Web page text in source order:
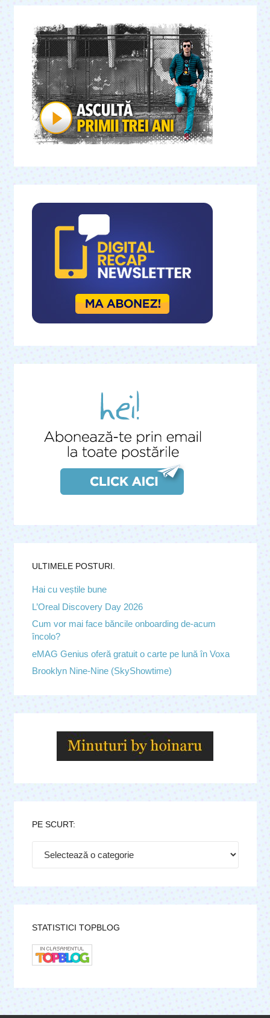
ULTIMELE POSTURI.
Hai cu veștile bune
L’Oreal Discovery Day 2026
Cum vor mai face băncile onboarding de-acum
încolo?
eMAG Genius oferă gratuit o carte pe lună în Voxa
Brooklyn Nine-Nine (SkyShowtime)
PE SCURT:
STATISTICI TOPBLOG